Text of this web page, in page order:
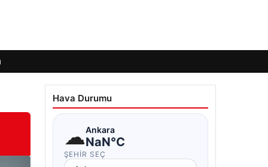
Hava Durumu
☁Ankara
NaN°C
ŞEHIR SEÇ